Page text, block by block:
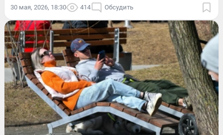
30 мая, 2026, 18:30 414 Обсудить